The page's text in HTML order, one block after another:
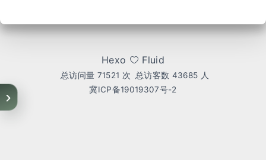
Hexo Fluid
总访问量 71521 次 总访客数 43685 人
冀ICP备19019307号-2
›